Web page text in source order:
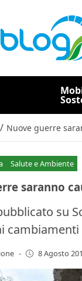
/ Nuove guerre
Salute e Ambiente
saranno
su
- 8 Agosto